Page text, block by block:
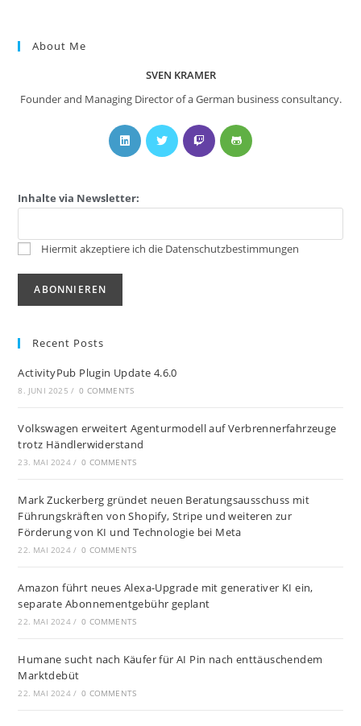
About Me
SVEN KRAMER
Founder and Managing Director of a German business consultancy.
Inhalte via Newsletter:
Hiermit akzeptiere ich die Datenschutzbestimmungen
Recent Posts
ActivityPub Plugin Update 4.6.0
8. JUNI 2025 / 0 COMMENTS
Volkswagen erweitert Agenturmodell auf Verbrennerfahrzeuge
trotz Händlerwiderstand
23. MAI 2024 / 0 COMMENTS
Mark Zuckerberg gründet neuen Beratungsausschuss mit
Führungskräften von Shopify, Stripe und weiteren zur
Förderung von KI und Technologie bei Meta
22. MAI 2024 / 0 COMMENTS
Amazon führt neues Alexa-Upgrade mit generativer KI ein,
separate Abonnementgebühr geplant
22. MAI 2024 / 0 COMMENTS
Humane sucht nach Käufer für AI Pin nach enttäuschendem
Marktdebüt
22. MAI 2024 / 0 COMMENTS